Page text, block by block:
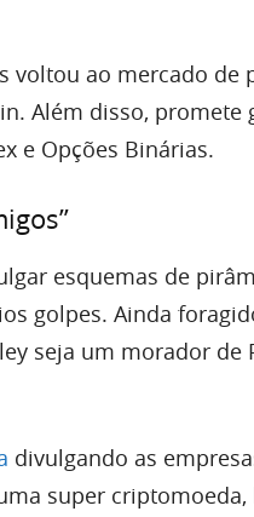
voltou ao mercado de
Além disso, promete
e Opções Binárias.
esquemas de
golpes. Ainda
seja um morador de
divulgando as
super